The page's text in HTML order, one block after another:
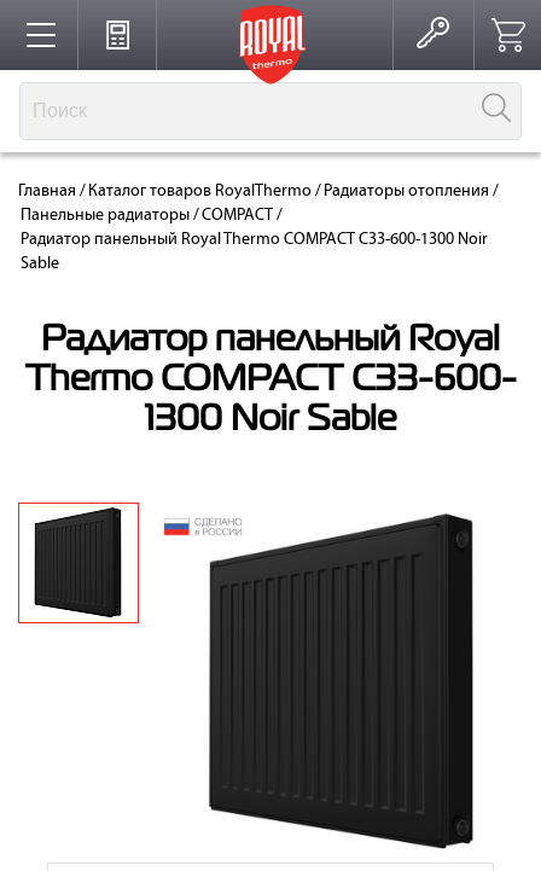
Каталог
Производство
Партнерство
Решения для интерьера
Где купить
Контакты
Главная / Каталог товаров RoyalThermo / Радиаторы отопления /
Панельные радиаторы /COMPACT /
Радиатор панельный Royal Thermo COMPACT C33-600-1300 Noir
Sable
Радиатор панельный Royal
Thermo COMPACT C33-600-
1300 Noir Sable